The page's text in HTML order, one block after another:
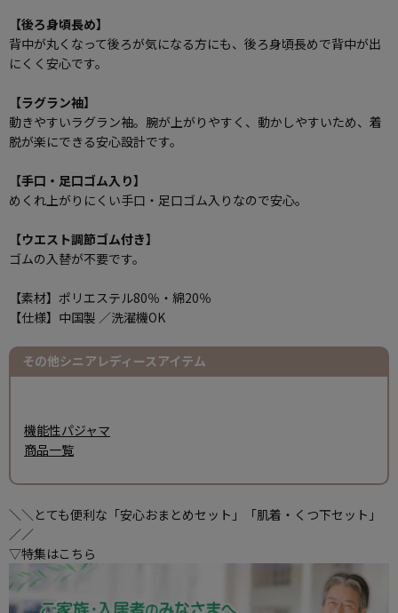
【後ろ身頃長め】
背中が丸くなって後ろが気になる方にも、後ろ身頃長めで背中が出
にくく安心です。
【ラグラン袖】
動きやすいラグラン袖。腕が上がりやすく、動かしやすいため、着
脱が楽にできる安心設計です。
【手口・足口ゴム入り】
めくれ上がりにくい手口・足口ゴム入りなので安心。
【ウエスト調節ゴム付き】
ゴムの入替が不要です。
【素材】ポリエステル80％・綿20％
【仕様】中国製 ／洗濯機OK
その他シニアレディースアイテム
機能性パジャマ
商品一覧
＼＼とても便利な「安心おまとめセット」「肌着・くつ下セット」
／／
▽特集はこちら